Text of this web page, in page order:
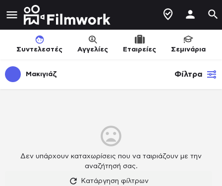
Συντελεστές Αγγελίες Εταιρείες Σεμινάρια
Μακιγιάζ Φίλτρα
Δεν υπάρχουν καταχωρίσεις που να ταιριάζουν με την
αναζήτησή σας.
Κατάργηση φίλτρων